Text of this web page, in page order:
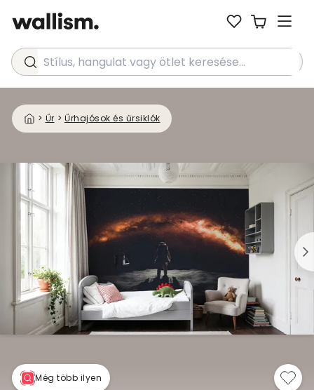
Stílus, hangulat vagy ötlet keresése...
> Űr > Űrhajósok és űrsiklók
Még több ilyen